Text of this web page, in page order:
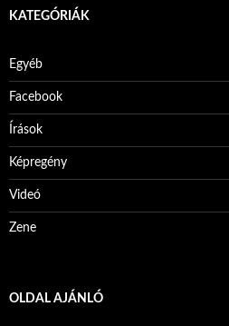
KATEGÓRIÁK
Egyéb
Facebook
Írások
Képregény
Videó
Zene
OLDAL AJÁNLÓ